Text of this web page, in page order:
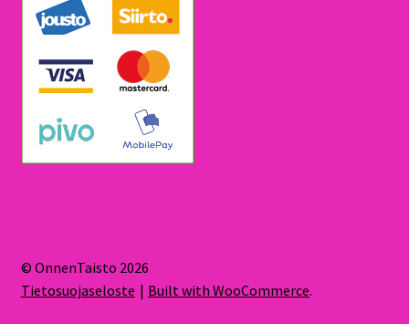
© OnnenTaisto 2026
Tietosuojaseloste
Built with WooCommerce.